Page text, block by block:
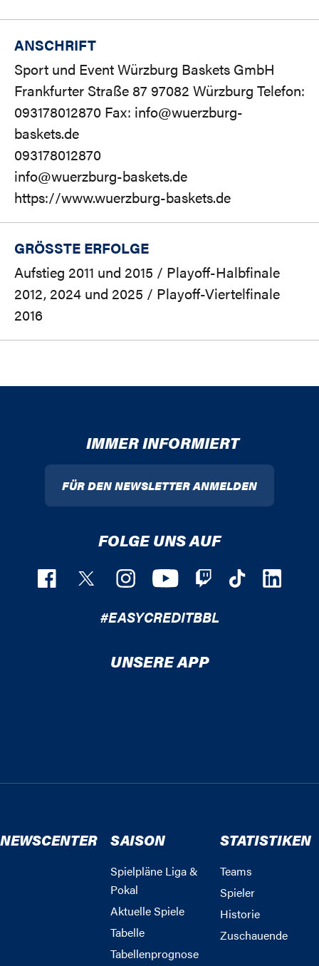
ANSCHRIFT
Sport und Event Würzburg Baskets GmbH
Frankfurter Straße 87 97082 Würzburg Telefon:
093178012870 Fax: info@wuerzburg-
baskets.de
093178012870
info@wuerzburg-baskets.de
https://www.wuerzburg-baskets.de
GRÖSSTE ERFOLGE
Aufstieg 2011 und 2015 / Playoff-Halbfinale
2012, 2024 und 2025 / Playoff-Viertelfinale
2016
IMMER INFORMIERT
FÜR DEN NEWSLETTER ANMELDEN
FOLGE UNS AUF
#EASYCREDITBBL
UNSERE APP
NEWSCENTER SAISON
Spielpläne Liga &
Pokal
Aktuelle Spiele
Tabelle
Tabellenprognose
STATISTIKEN
Teams
Spieler
Historie
Zuschauende